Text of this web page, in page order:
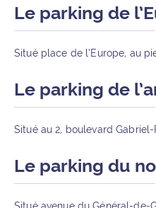
Le parking de
Situé place de l’Europe, au
Le parking de
Situé au 2, boulevard Gabriel-
Le parking du
Situé avenue du Général-de-